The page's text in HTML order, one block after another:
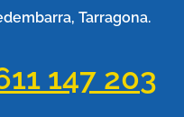
Tarragona.
147 203